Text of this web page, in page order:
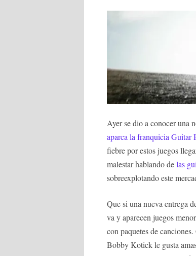
Ayer se dio a conocer una
aparca la franquicia
fiebre por estos juegos
malestar hablando delas
sobreexplotando este
Que si una nueva entrega
va y aparecen juegos
con paquetes de
Bobby Kotick le gusta